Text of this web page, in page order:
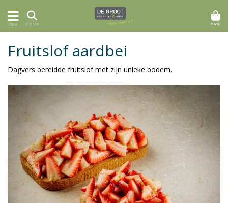
MENU ZOEKEN MAND
Fruitslof aardbei
Dagvers bereidde fruitslof met zijn unieke bodem.